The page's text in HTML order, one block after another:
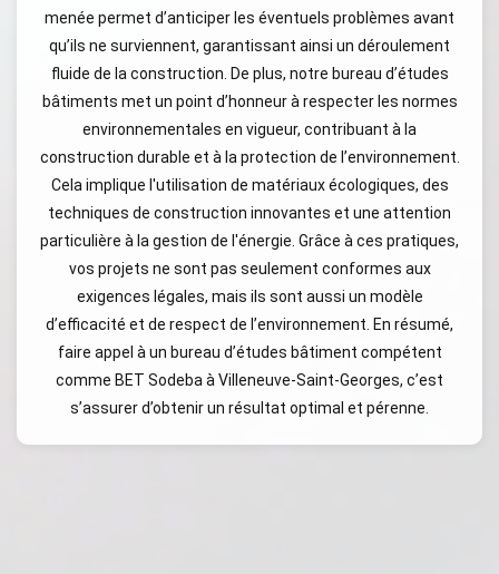
menée permet d’anticiper les éventuels problèmes avant
qu’ils ne surviennent, garantissant ainsi un déroulement
fluide de la construction. De plus, notre bureau d’études
bâtiments met un point d’honneur à respecter les normes
environnementales en vigueur, contribuant à la
construction durable et à la protection de l’environnement.
Cela implique l'utilisation de matériaux écologiques, des
techniques de construction innovantes et une attention
particulière à la gestion de l'énergie. Grâce à ces pratiques,
vos projets ne sont pas seulement conformes aux
exigences légales, mais ils sont aussi un modèle
d’efficacité et de respect de l’environnement. En résumé,
faire appel à un bureau d’études bâtiment compétent
comme BET Sodeba à Villeneuve-Saint-Georges, c’est
s’assurer d’obtenir un résultat optimal et pérenne.